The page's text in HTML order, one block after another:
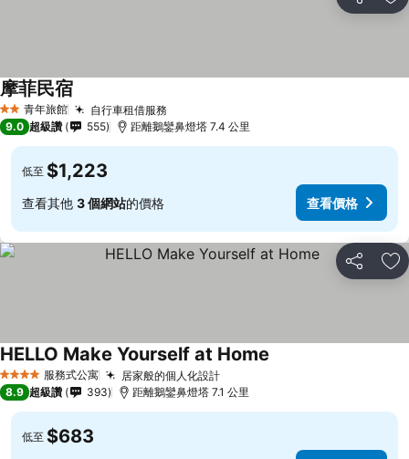
分享 加
2 星級青年旅館 自行車租借服務
摩菲民宿
9.0 超級讚 555 距離鵝鑾鼻燈塔 7.4 公里
低至 $1,223
查看其他 3 個網站的價格 查看價格
分享 加
4 星級 服務式公寓 居家般的個人化設計
HELLO Make Yourself at Home
8.9 超級讚 393 距離鵝鑾鼻燈塔 7.1 公里
低至 $683